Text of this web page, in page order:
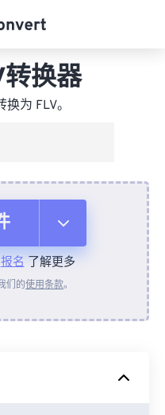
换器
为 FLV。
Drive
报名了解更多
们的使用条款。